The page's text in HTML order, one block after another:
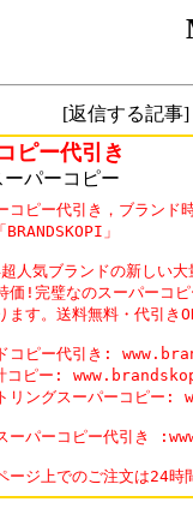
[返信する記事
ピー代引き
パーコピー
コピー代引き，ブラン
」
人気ブランドの新しい
価!完璧なのスーパーコ
ます。送料無料・代引き
コピー代引き:
コピー:
リングスーパーコピ
ーパーコピー代引き
ージ上でのご注文は24時